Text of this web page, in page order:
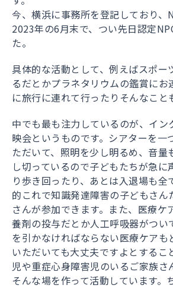
今、横浜に事務所を登記しており、
2023年の6月末で、つい先日認定
た。
具体的な活動として、例えばスポー
るだとかプラネタリウムの鑑賞にお
に旅行に連れて行ったりそんなこと
中でも最も注力しているのが、イン
映会というものです。シアターを一
ただいて、照明を少し明るめ、音量
し切っているので子どもたちが急に
り歩き回ったり、あとは入退場も全
的これで知識発達障害の子どもさん
さんが参加できます。また、医療ケ
養剤の投与だとか人工呼吸器がつい
を引かなければならない医療ケアも
いただいても大丈夫ですよとするこ
児や重症心身障害児のいるご家族さ
そんな場を作って活動しています。